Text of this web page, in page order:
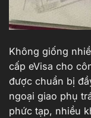
Không giống
cấp eVisa cho
được chuẩn bị
ngoại giao phụ
phức tạp, nhiều